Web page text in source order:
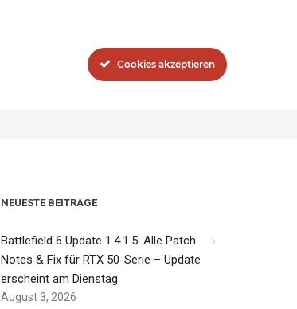
NEUESTE BEITRÄGE
Battlefield 6 Update 1.4.1.5: Alle Patch
Notes & Fix für RTX 50-Serie – Update
erscheint am Dienstag
August 3, 2026
Cookies akzeptieren